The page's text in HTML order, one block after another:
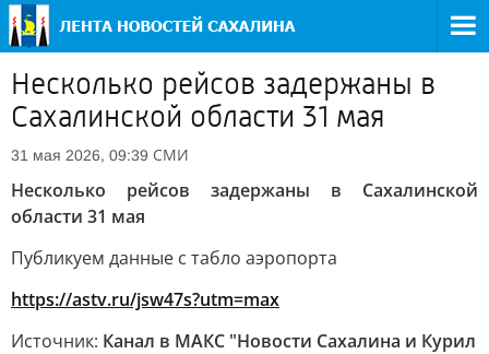
Несколько рейсов задержаны в
Сахалинской области 31 мая
31 мая 2026, 09:39 СМИ
Несколько рейсов задержаны в Сахалинской
области 31 мая
Публикуем данные с табло аэропорта
https://astv.ru/jsw47s?utm=max
Источник: Канал в МАКС "Новости Сахалина и Курил